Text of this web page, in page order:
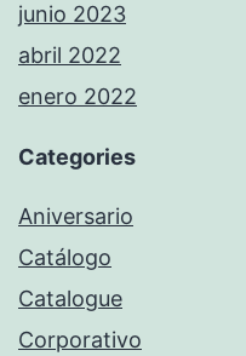
junio 2023
abril 2022
enero 2022
Categories
Aniversario
Catálogo
Catalogue
Corporativo